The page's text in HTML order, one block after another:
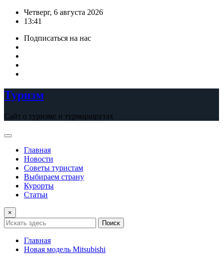
ПерейтиЧетверг, 6 августа 2026
13:41
Подписаться на нас
Туризм
Сайт о туризме и турмаршрутах
Главная
Новости
Советы туристам
Выбираем страну
Курорты
Статьи
×
Поиск
Главная
Новая модель Mitsubishi